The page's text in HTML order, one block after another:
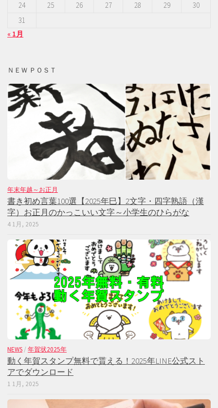
24
25 26 27 28 29
30
31
« 1月
ＮＥＷ ＰＯＳＴ
年末年越～お正月
書き初め言葉100選【2025年巳】2文字・四字熟語（漢
字）お正月のかっこいい文字～小学生のひらがな
4 1月, 2025
NEWS / 年賀状2025年
動く年賀スタンプ無料で貰える！2025年LINE公式スト
アでダウンロード
1 1月, 2025